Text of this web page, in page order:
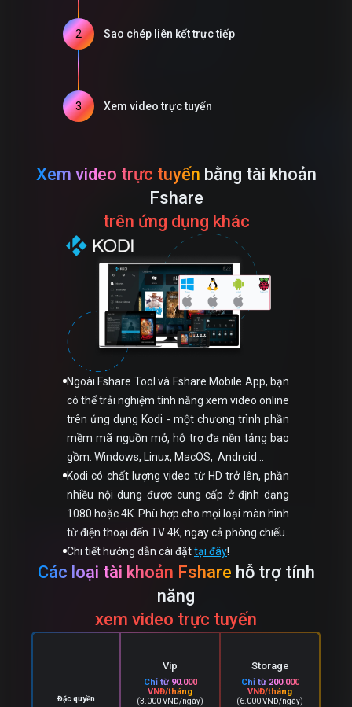
2 Sao chép liên kết trực tiếp
3 Xem video trực tuyến
Xem video trực tuyến bằng tài khoản
Fshare
trên ứng dụng khác
Ngoài Fshare Tool và Fshare Mobile App, bạn
có thể trải nghiệm tính năng xem video online
trên ứng dụng Kodi - một chương trình phần
mềm mã nguồn mở, hỗ trợ đa nền tảng bao
gồm: Windows, Linux, MacOS, Android…
Kodi có chất lượng video từ HD trở lên, phần
nhiều nội dung được cung cấp ở định dạng
1080 hoặc 4K. Phù hợp cho mọi loại màn hình
từ điện thoại đến TV 4K, ngay cả phòng chiếu.
Chi tiết hướng dẫn cài đặttại đây!
Các loại tài khoản Fshare hỗ trợ tính
năng
xem video trực tuyến
Đặc quyền
Vip
Chỉ từ 90.000
VNĐ/tháng
(3.000 VNĐ/ngày)
Storage
Chỉ từ 200.000
VNĐ/tháng
(6.000 VNĐ/ngày)